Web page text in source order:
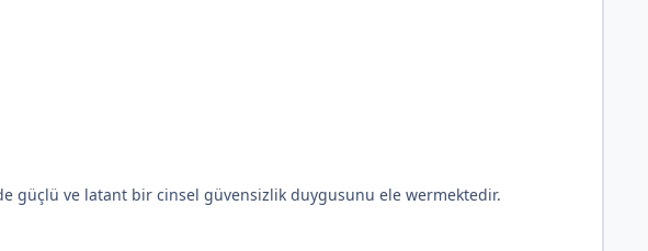
güçlü ve latant bir cinsel güvensizlik duygusunu ele wermektedir.